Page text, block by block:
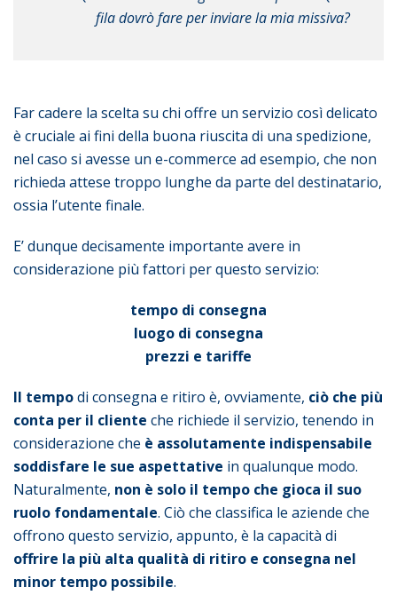
fila dovrò fare per inviare la mia missiva?
Far cadere la scelta su chi offre un servizio così delicato
è cruciale ai fini della buona riuscita di una spedizione,
nel caso si avesse un e-commerce ad esempio, che non
richieda attese troppo lunghe da parte del destinatario,
ossia l’utente finale.
E’ dunque decisamente importante avere in
considerazione più fattori per questo servizio:
tempo di consegna
luogo di consegna
prezzi e tariffe
Il tempodi consegna e ritiro è, ovviamente, ciò che più
conta per il cliente che richiede il servizio, tenendo in
considerazione che è assolutamente indispensabile
soddisfare le sue aspettative in qualunque modo.
Naturalmente, non è solo il tempo che gioca il suo
ruolo fondamentale. Ciò che classifica le aziende che
offrono questo servizio, appunto, è la capacità di
offrire la più alta qualità di ritiro e consegna nel
minor tempo possibile.